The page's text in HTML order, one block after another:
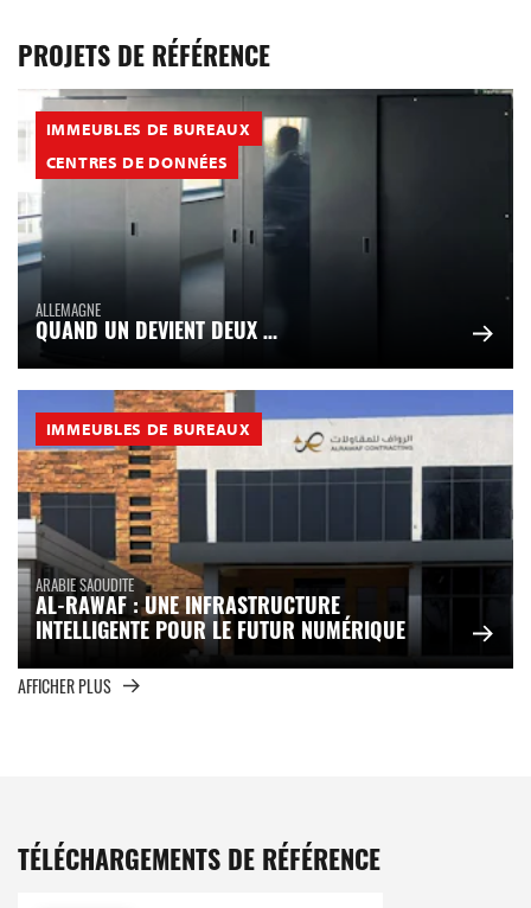
PROJETS DE RÉFÉRENCE
IMMEUBLES DE BUREAUX
CENTRES DE DONNÉES
ALLEMAGNE
QUAND UN DEVIENT DEUX …
IMMEUBLES DE BUREAUX
ARABIE SAOUDITE
AL-RAWAF : UNE INFRASTRUCTURE
INTELLIGENTE POUR LE FUTUR NUMÉRIQUE
AFFICHER PLUS
TÉLÉCHARGEMENTS DE RÉFÉRENCE